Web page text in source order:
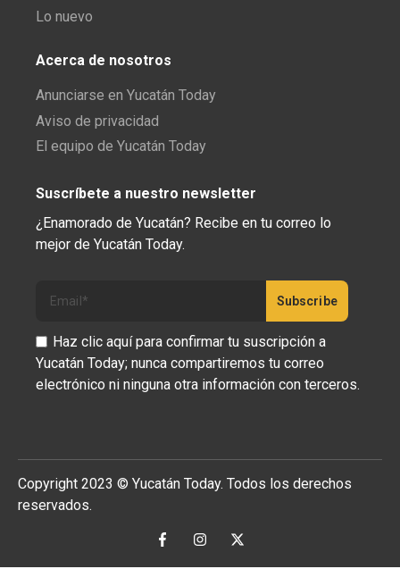
Lo nuevo
Acerca de nosotros
Anunciarse en Yucatán Today
Aviso de privacidad
El equipo de Yucatán Today
Suscríbete a nuestro newsletter
¿Enamorado de Yucatán? Recibe en tu correo lo
mejor de Yucatán Today.
Haz clic aquí para confirmar tu suscripción a
Yucatán Today; nunca compartiremos tu correo
electrónico ni ninguna otra información con terceros.
Copyright 2023 © Yucatán Today. Todos los derechos
reservados.